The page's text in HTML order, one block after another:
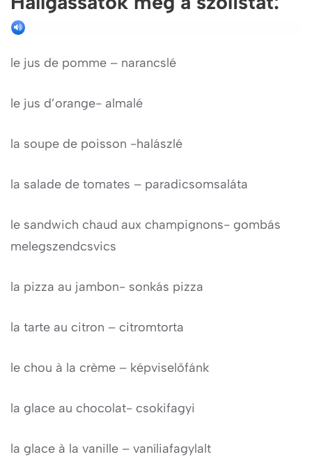
le jus de pomme – narancslé
le jus d’orange- almalé
la soupe de poisson -halászlé
la salade de tomates – paradicsomsaláta
le sandwich chaud aux champignons- gombás
melegszendcsvics
la pizza au jambon- sonkás pizza
la tarte au citron – citromtorta
le chou à la crème – képviselőfánk
la glace au chocolat- csokifagyi
la glace à la vanille – vaníliafagylalt